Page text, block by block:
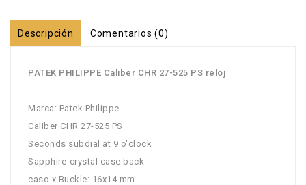
Descripción Comentarios (0)
PATEK PHILIPPE Caliber CHR 27-525 PS reloj
Marca: Patek Philippe
Caliber CHR 27-525 PS
Seconds subdial at 9 o'clock
Sapphire-crystal case back
caso x Buckle: 16x14 mm